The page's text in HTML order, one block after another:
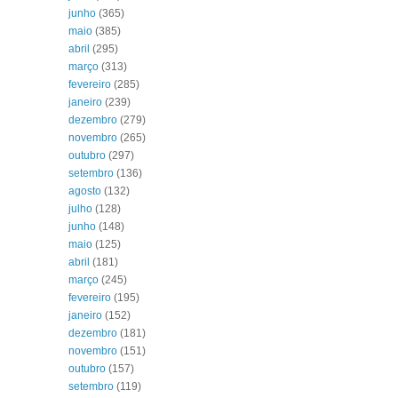
junho (365)
maio (385)
abril (295)
março (313)
fevereiro (285)
janeiro (239)
dezembro (279)
novembro (265)
outubro (297)
setembro (136)
agosto (132)
julho (128)
junho (148)
maio (125)
abril (181)
março (245)
fevereiro (195)
janeiro (152)
dezembro (181)
novembro (151)
outubro (157)
setembro (119)